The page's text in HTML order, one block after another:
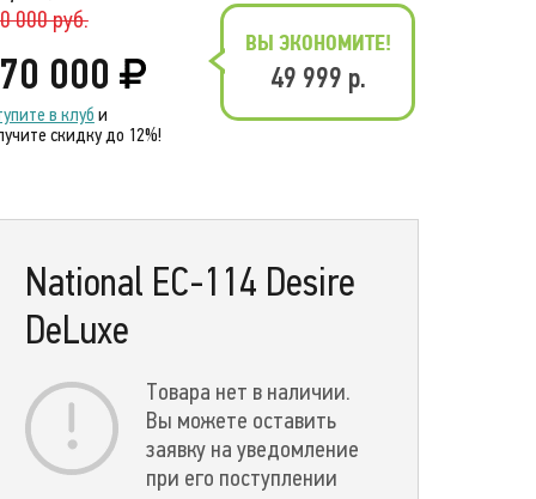
000 руб.
000
в клуб и
скидку до 12%!
ВЫ ЭКОНОМИТЕ!
49 999 р.
National EC-114 Desire
DeLuxe
Товара нет в наличии.
Вы можете оставить
заявку на уведомление
при его поступлении